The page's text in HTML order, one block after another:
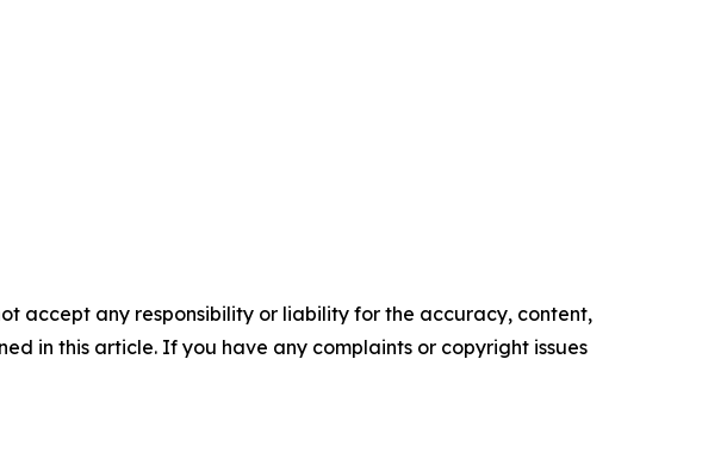
accept any responsibility or liability for the accuracy, content,
in this article. If you have any complaints or copyright issues